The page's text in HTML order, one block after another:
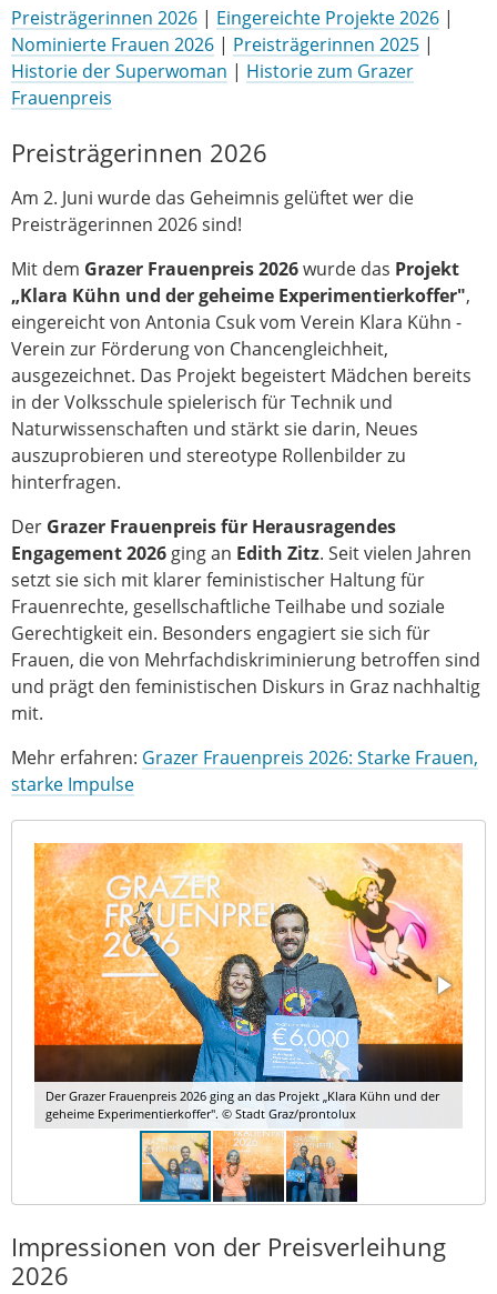
Preisträgerinnen 2026 | Eingereichte Projekte 2026 |
Nominierte Frauen 2026 | Preisträgerinnen 2025 |
Historie der Superwoman | Historie zum Grazer
Frauenpreis
Preisträgerinnen 2026
Am 2. Juni wurde das Geheimnis gelüftet wer die
Preisträgerinnen 2026 sind!
Mit dem Grazer Frauenpreis 2026wurde das Projekt
„Klara Kühn und der geheime Experimentierkoffer",
eingereicht von Antonia Csuk vom Verein Klara Kühn -
Verein zur Förderung von Chancengleichheit,
ausgezeichnet. Das Projekt begeistert Mädchen bereits
in der Volksschule spielerisch für Technik und
Naturwissenschaften und stärkt sie darin, Neues
auszuprobieren und stereotype Rollenbilder zu
hinterfragen.
Der Grazer Frauenpreis für Herausragendes
Engagement 2026 ging an Edith Zitz. Seit vielen Jahren
setzt sie sich mit klarer feministischer Haltung für
Frauenrechte, gesellschaftliche Teilhabe und soziale
Gerechtigkeit ein. Besonders engagiert sie sich für
Frauen, die von Mehrfachdiskriminierung betroffen sind
und prägt den feministischen Diskurs in Graz nachhaltig
mit.
Mehr erfahren: Grazer Frauenpreis 2026: Starke Frauen,
starke Impulse
Der Grazer Frauenpreis 2026 ging an das Projekt „Klara Kühn und der
geheime Experimentierkoffer". © Stadt Graz/prontolux
Impressionen von der Preisverleihung
2026